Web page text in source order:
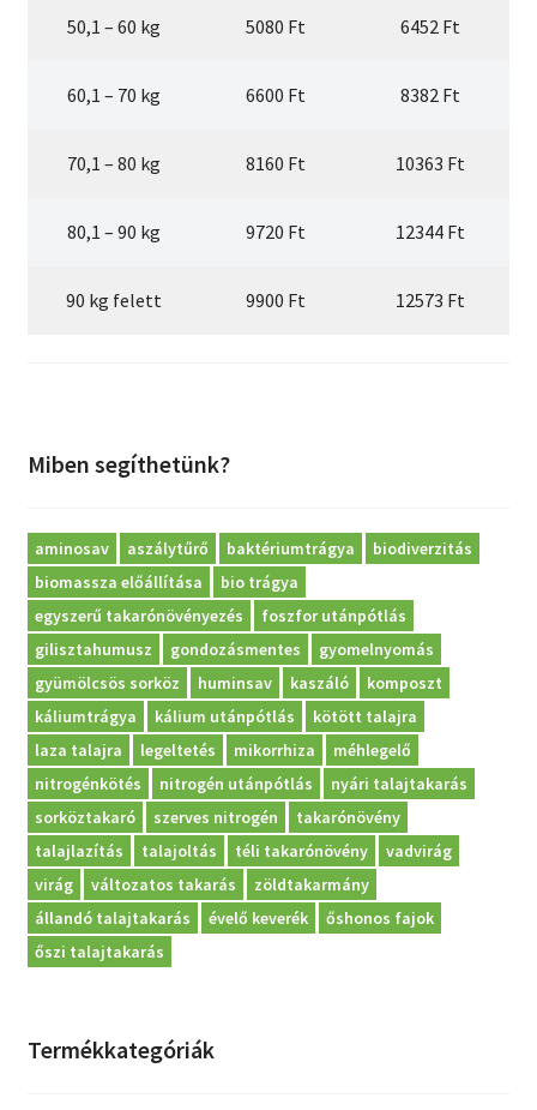
50,1 – 60 kg 5080 Ft 6452 Ft
60,1 – 70 kg 6600 Ft 8382 Ft
70,1 – 80 kg 8160 Ft 10363 Ft
80,1 – 90 kg 9720 Ft 12344 Ft
90 kg felett 9900 Ft 12573 Ft
Miben segíthetünk?
aminosav aszálytűrő baktériumtrágya
biodiverzitás
biomassza előállítása
bio trágya
egyszerű takarónövényezés
foszfor utánpótlás
gilisztahumusz
gondozásmentes
gyomelnyomás
gyümölcsös sorköz
huminsav kaszáló
komposzt
káliumtrágya
kálium utánpótlás
kötött talajra
laza talajra
legeltetés mikorrhiza
méhlegelő
nitrogénkötés
nitrogén utánpótlás
nyári talajtakarás
sorköztakaró
szerves nitrogén
takarónövény
talajlazítás
talajoltás téli takarónövény
vadvirág
virág
változatos takarás
zöldtakarmány
állandó talajtakarás
évelő keverék
őshonos fajok
őszi talajtakarás
Termékkategóriák